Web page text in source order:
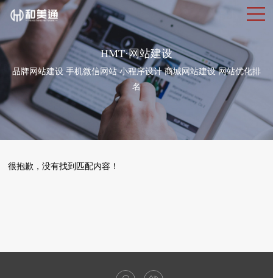
HMT·网站建设
品牌网站建设 手机微信网站 小程序设计 商城网站建设 网站优化排
名
很抱歉，没有找到匹配内容！